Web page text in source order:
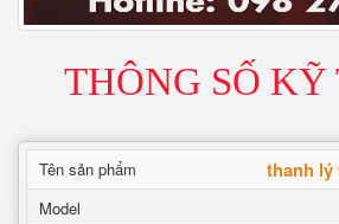
THÔNG SỐ
Tên sản phẩm thanh lý
Model